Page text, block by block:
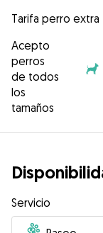
Tarifa perro extra
Acepto
perros
de todos
los
tamaños
Servicio